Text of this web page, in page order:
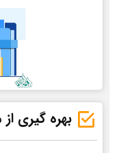
بهره گیری